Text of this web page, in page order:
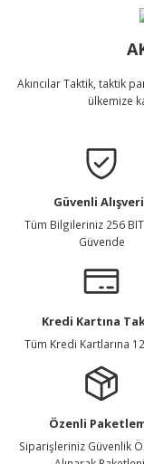
Ürün fiyatı diğer
Bu ürüne benzer
Akıncılar Taktik, taktik
ülkemize
Güvenli
Tüm Bilgileriniz 256 BIT
Güvende
Kredi Kartına
Tüm Kredi Kartlarına
Özenli
Siparişleriniz Güvenlik